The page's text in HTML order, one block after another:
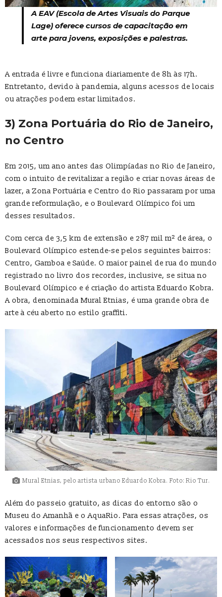
A EAV (Escola de Artes Visuais do Parque
Lage) oferece cursos de capacitação em
arte para jovens, exposições e palestras.
A entrada é livre e funciona diariamente de 8h às 17h.
Entretanto, devido à pandemia, alguns acessos de locais
ou atrações podem estar limitados.
3) Zona Portuária do Rio de Janeiro,
no Centro
Em 2015, um ano antes das Olimpíadas no Rio de Janeiro,
com o intuito de revitalizar a região e criar novas áreas de
lazer, a Zona Portuária e Centro do Rio passaram por uma
grande reformulação, e o Boulevard Olímpico foi um
desses resultados.
Com cerca de 3,5 km de extensão e 287 mil m² de área, o
Boulevard Olímpico estende-se pelos seguintes bairros:
Centro, Gamboa e Saúde. O maior painel de rua do mundo
registrado no livro dos recordes, inclusive, se situa no
Boulevard Olímpico e é criação do artista Eduardo Kobra.
A obra, denominada Mural Etnias, é uma grande obra de
arte à céu aberto no estilo graffiti.
Mural Etnias, pelo artista urbano Eduardo Kobra. Foto: Rio Tur.
Além do passeio gratuito, as dicas do entorno são o
Museu do Amanhã e o AquaRio. Para essas atrações, os
valores e informações de funcionamento devem ser
acessados nos seus respectivos sites.